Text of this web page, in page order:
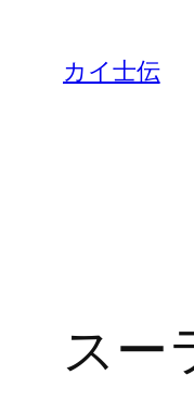
カイ士伝
スー